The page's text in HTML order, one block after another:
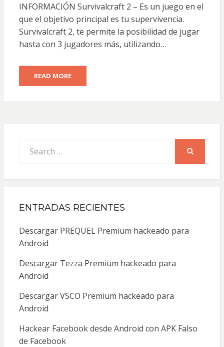
INFORMACIÓN Survivalcraft 2 – Es un juego en el
que el objetivo principal es tu supervivencia.
Survivalcraft 2, te permite la posibilidad de jugar
hasta con 3 jugadores más, utilizando…
READ MORE
for:
ENTRADAS RECIENTES
Descargar PREQUEL Premium hackeado para
Android
Descargar Tezza Premium hackeado para
Android
Descargar VSCO Premium hackeado para
Android
Hackear Facebook desde Android con APK Falso
de Facebook